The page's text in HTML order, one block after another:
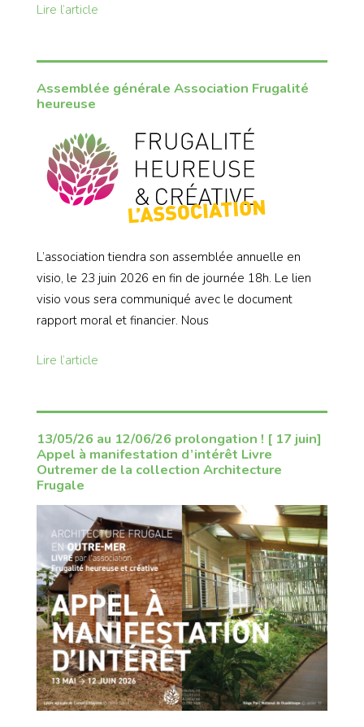
Lire l’article
Assemblée générale Association Frugalité
heureuse
L’association tiendra son assemblée annuelle en
visio, le 23 juin 2026 en fin de journée 18h. Le lien
visio vous sera communiqué avec le document
rapport moral et financier. Nous
Lire l’article
13/05/26 au 12/06/26 prolongation ! [ 17 juin]
Appel à manifestation d’intérêt Livre
Outremer de la collection Architecture
Frugale